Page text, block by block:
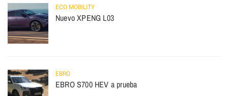
ECO MOBILITY
Nuevo XPENG L03
EBRO
EBRO S700 HEV a prueba